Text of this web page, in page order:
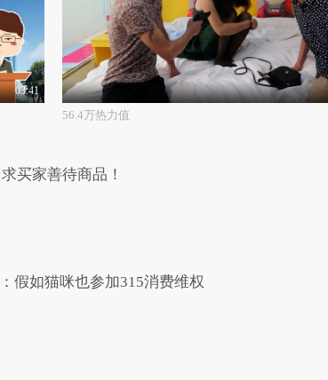
03:41
56.4万热力值
买家善待商品！
假如猫咪也参加315消费维权